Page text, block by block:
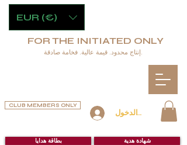
تسجيل الدخول
CLUB MEMBERS ONLY
بطاقة هدايا شهادة هدية
FOR THE INITIATED ONLY
إنتاج محدود. قيمة عالية. فخامة صادقة.
EUR (€)